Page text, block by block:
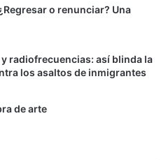
o renunciar? Una
radiofrecuencias: así blinda la
los asaltos de inmigrantes
de arte